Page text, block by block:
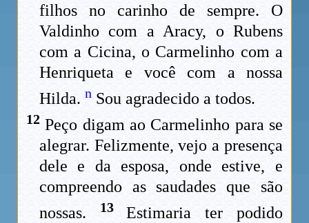
filhos no carinho de sempre. O
Valdinho com a Aracy, o Rubens
com a Cicina, o Carmelinho com a
Henriqueta e você com a nossa
Hilda.n Sou agradecido a todos.
12 Peço digam ao Carmelinho para se
alegrar. Felizmente, vejo a presença
dele e da esposa, onde estive, e
compreendo as saudades que são
nossas.
13Estimaria ter podido